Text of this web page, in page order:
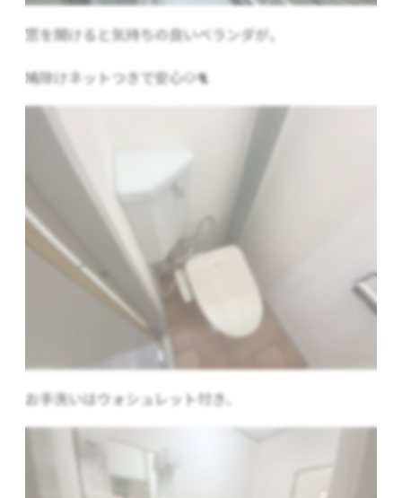
窓を開けると気持ちの良いベランダが。
鳩除けネットつきで安心🐶🐈
お手洗いはウォシュレット付き、